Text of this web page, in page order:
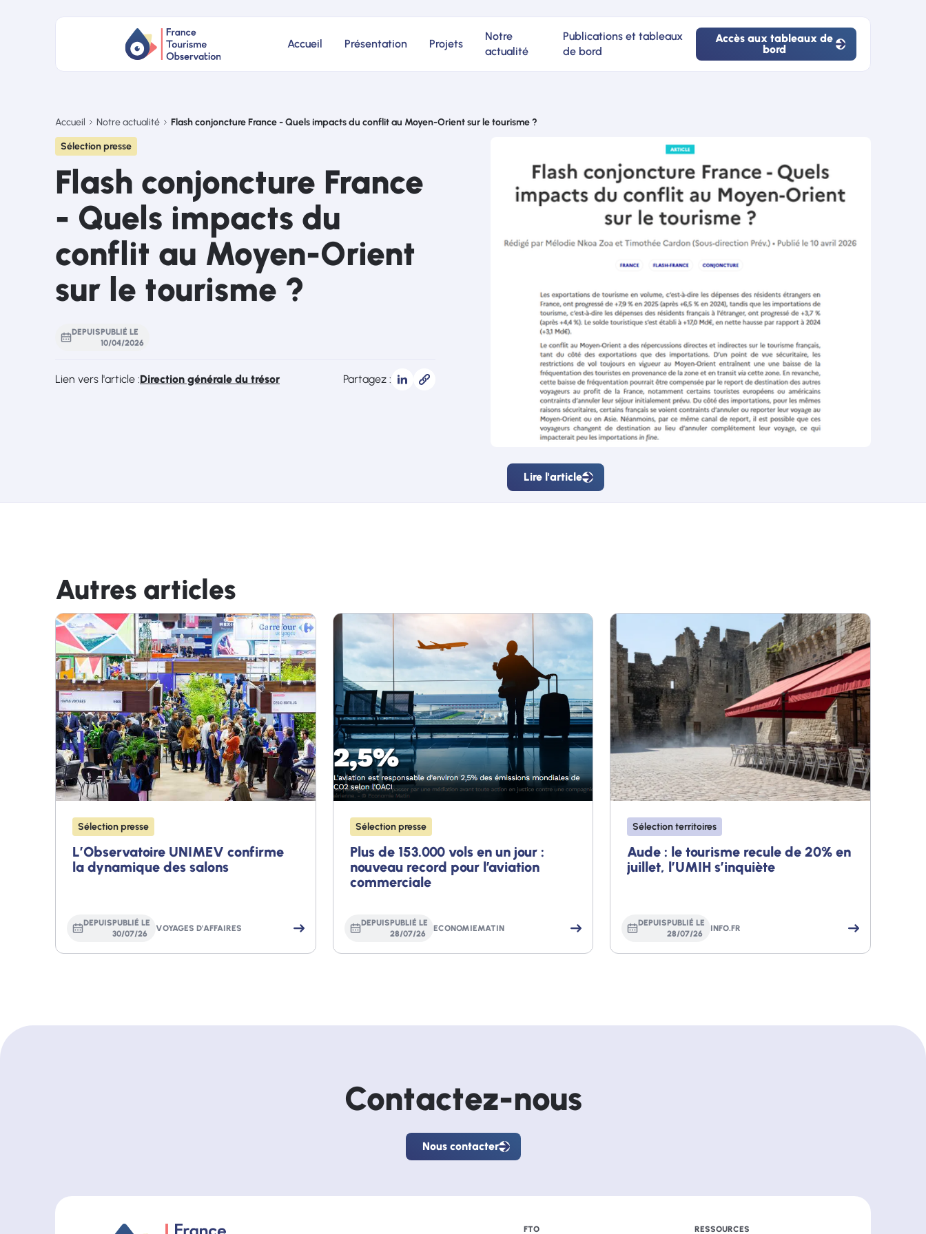
Accueil Présentation Projets
Notre
actualité
Publications et tableaux
de bord
Accès
aux
tableaux
Accès aux tableaux de
bord
Accueil Notre actualité Flash conjoncture France - Quels impacts du conflit au Moyen-Orient sur le tourisme ?
Sélection presse
Flash conjoncture France
- Quels impacts du
conflit au Moyen-Orient
sur le tourisme ?
DEPUISPUBLIÉ LE
10/04/2026
Lien vers l'article :Direction générale du trésor Partagez :
Lire
l'article
Lire l'article
Autres articles
Sélection presse
L’Observatoire UNIMEV confirme
la dynamique des salons
DEPUISPUBLIÉ LE
30/07/26
VOYAGES D'AFFAIRES
Sélection presse
Plus de 153.000 vols en un jour :
nouveau record pour l’aviation
commerciale
DEPUISPUBLIÉ LE
28/07/26
ECONOMIEMATIN
Sélection territoires
Aude : le tourisme recule de 20% en
juillet, l’UMIH s’inquiète
DEPUISPUBLIÉ LE
28/07/26
INFO.FR
Contactez-nous
Nous
contacter
Nous contacter
FTO RESSOURCES